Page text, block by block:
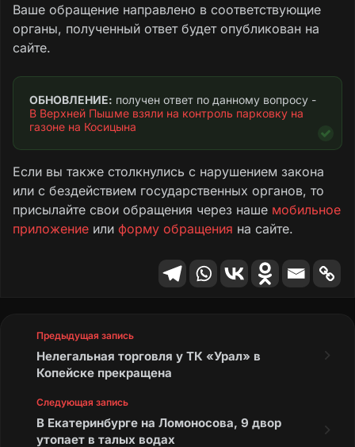
Ваше обращение направлено в соответствующие
органы, полученный ответ будет опубликован на
сайте.
ОБНОВЛЕНИЕ:
В Верхней Пышме взяли на контроль парковку на
газоне на Косицына
Если вы также столкнулись с нарушением закона
или с бездействием государственных органов, то
присылайте свои обращения через наше мобильное
приложение или форму обращения на сайте.
Предыдущая запись
Нелегальная торговля у ТК «Урал» в
Копейске прекращена
Следующая запись
В Екатеринбурге на Ломоносова, 9 двор
утопает в талых водах